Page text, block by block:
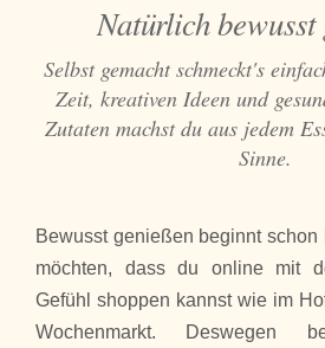
Natürlich bewusst
Selbst gemacht schmeckt's
Zeit, kreativen Ideen und
Zutaten machst du aus jedem
Sinne.
Bewusst genießen beginnt
möchten, dass du online mit
Gefühl shoppen kannst wie im
Wochenmarkt. Deswegen